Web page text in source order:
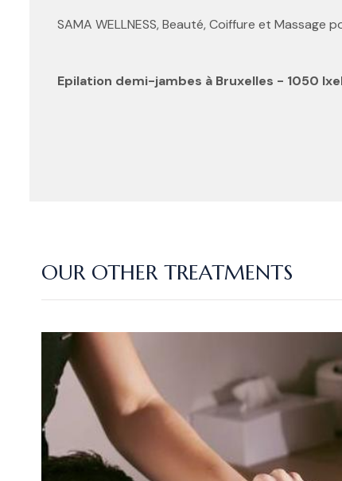
SAMA WELLNESS, Beauté, Coiffure et Massage
Epilation demi-jambes à Bruxelles - 1050
OUR OTHER TREATMENTS